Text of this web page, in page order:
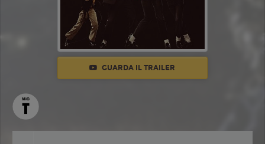
GUARDA IL TRAILER